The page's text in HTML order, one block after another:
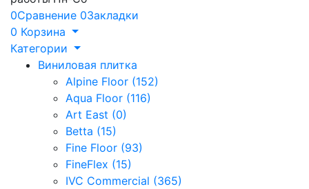
0Сравнение 0Закладки
0 Корзина
Категории
Виниловая плитка
Alpine Floor (152)
Aqua Floor (116)
Art East (0)
Betta (15)
Fine Floor (93)
FineFlex (15)
IVC Commercial (365)